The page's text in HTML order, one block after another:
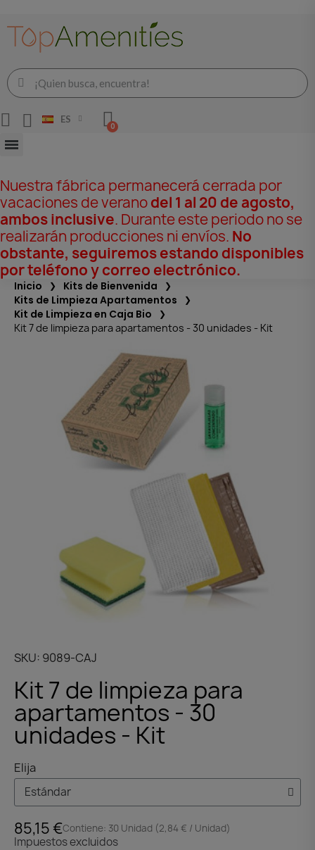
ES
Nuestra fábrica permanecerá cerrada por
vacaciones de veranodel 1 al 20 de agosto,
ambos inclusive. Durante este periodo no se
realizarán producciones ni envíos. No
obstante, seguiremos estando disponibles
por teléfono y correo electrónico.
Inicio
Kits de Bienvenida
Kits de Limpieza Apartamentos
Kit de Limpieza en Caja Bio
Kit 7 de limpieza para apartamentos - 30 unidades - Kit
SKU 9089-CAJ
Kit 7 de limpieza para
apartamentos - 30
unidades - Kit
Elija
85,15 €Contiene: 30 Unidad (2,84 € / Unidad)
Impuestos excluidos